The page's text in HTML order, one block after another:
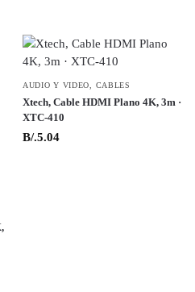
AUDIO Y VIDEO CABLES
Xtech, Cable HDMI Plano 4K, 3m ·
XTC-410
B/.5.04